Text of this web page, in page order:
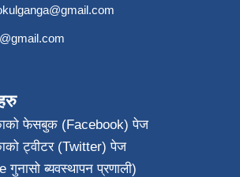
फेसबुक (Facebook) पेज
ट्वीटर (Twitter) पेज
ब्यवस्थापन प्रणाली)